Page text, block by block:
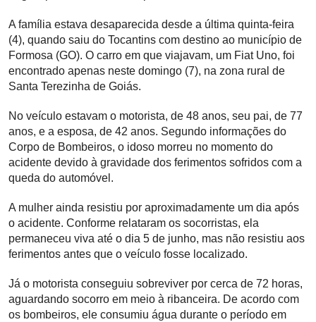
A família estava desaparecida desde a última quinta-feira
(4), quando saiu do Tocantins com destino ao município de
Formosa (GO). O carro em que viajavam, um Fiat Uno, foi
encontrado apenas neste domingo (7), na zona rural de
Santa Terezinha de Goiás.
No veículo estavam o motorista, de 48 anos, seu pai, de 77
anos, e a esposa, de 42 anos. Segundo informações do
Corpo de Bombeiros, o idoso morreu no momento do
acidente devido à gravidade dos ferimentos sofridos com a
queda do automóvel.
A mulher ainda resistiu por aproximadamente um dia após
o acidente. Conforme relataram os socorristas, ela
permaneceu viva até o dia 5 de junho, mas não resistiu aos
ferimentos antes que o veículo fosse localizado.
Já o motorista conseguiu sobreviver por cerca de 72 horas,
aguardando socorro em meio à ribanceira. De acordo com
os bombeiros, ele consumiu água durante o período em